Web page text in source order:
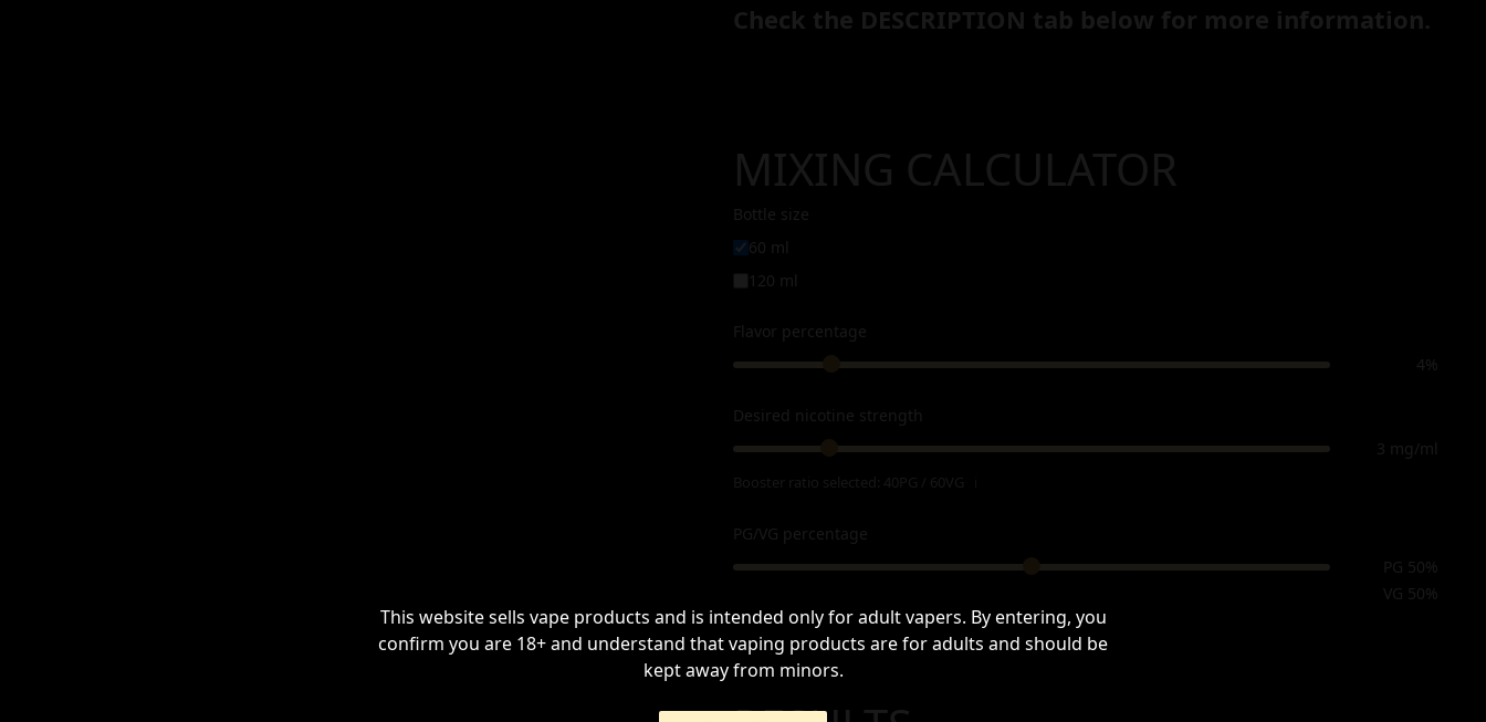
Check the DESCRIPTION tab below for more information.
MIXING CALCULATOR
Bottle size
60 ml
120 ml
Flavor percentage
4%
Desired nicotine strength
3 mg/ml
PG/VG percentage
PG 50%
VG 50%
This website sells vape products and is intended only for adult vapers. By entering, you
confirm you are 18+ and understand that vaping products are for adults and should be
kept away from minors.